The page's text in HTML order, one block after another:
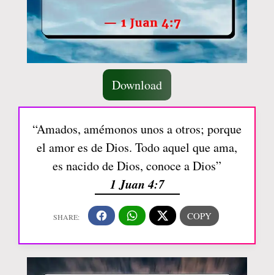
Download
“Amados, amémonos unos a otros; porque
el amor es de Dios. Todo aquel que ama,
es nacido de Dios, conoce a Dios”
1 Juan 4:7